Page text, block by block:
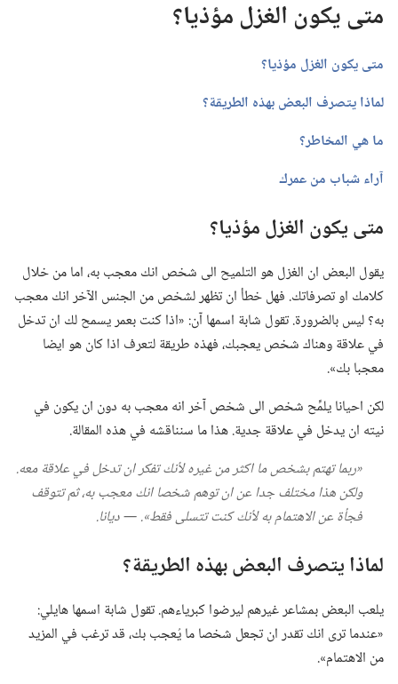
متى يكون الغزل مؤذيا؟‏
متى يكون الغزل مؤذيا؟‏
لماذا يتصرف البعض بهذه الطريقة؟‏
ما هي المخاطر؟‏
آراء شباب من عمرك
متى يكون الغزل مؤذيا؟‏
يقول البعض ان الغزل هو التلميح الى شخص انك معجب به،‏ اما من خلال
كلامك او تصرفاتك.‏ فهل خطأ ان تظهر لشخص من الجنس الآخر انك معجب
به؟‏ ليس بالضرورة.‏ تقول شابة اسمها آن:‏ «اذا كنت بعمر يسمح لك ان تدخل
في علاقة وهناك شخص يعجبك،‏ فهذه طريقة لتعرف اذا كان هو ايضا
معجبا بك».‏
لكن احيانا يلمِّح شخص الى شخص آخر انه معجب به دون ان يكون في
نيته ان يدخل في علاقة جدية.‏ هذا ما سنناقشه في هذه المقالة.‏
‏«ربما تهتم بشخص ما اكثر من غيره لأنك تفكر ان تدخل في علاقة معه.‏
ولكن هذا مختلف جدا عن ان توهم شخصا انك معجب به،‏ ثم تتوقف
فجأة عن الاهتمام به لأنك كنت تتسلى فقط».‏ —‏ ديانا.‏
لماذا يتصرف البعض بهذه الطريقة؟‏
يلعب البعض بمشاعر غيرهم ليرضوا كبرياءهم.‏ تقول شابة اسمها هايلي:‏
«عندما ترى انك تقدر ان تجعل شخصا ما يُعجب بك،‏ قد ترغب في المزيد
من الاهتمام».‏